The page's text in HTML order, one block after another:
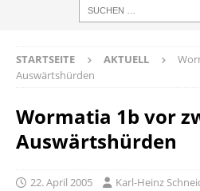
STARTSEITE AKTUELL
Auswärtshürden
Wormatia 1b vor
Auswärtshürden
22. April 2005 Karl-Heinz